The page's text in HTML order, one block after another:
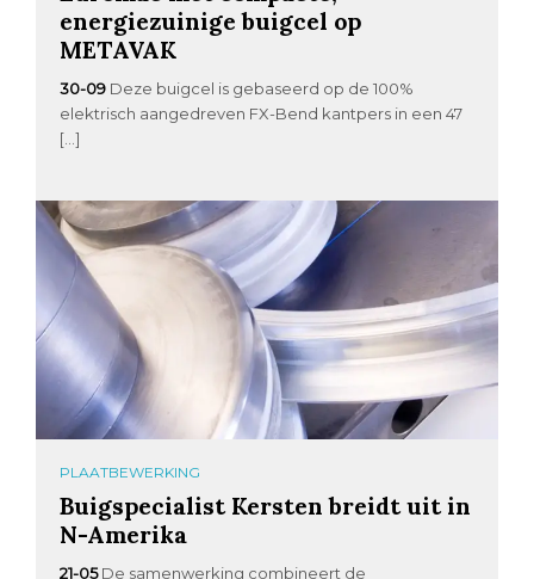
energiezuinige buigcel op
METAVAK
30-09 Deze buigcel is gebaseerd op de 100%
elektrisch aangedreven FX-Bend kantpers in een 47
[…]
PLAATBEWERKING
Buigspecialist Kersten breidt uit in
N-Amerika
21-05 De samenwerking combineert de